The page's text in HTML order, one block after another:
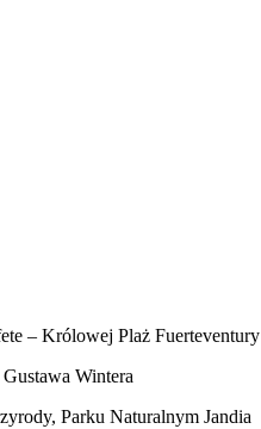
– Królowej Plaż Fuerteventury
Wintera
Parku Naturalnym Jandia